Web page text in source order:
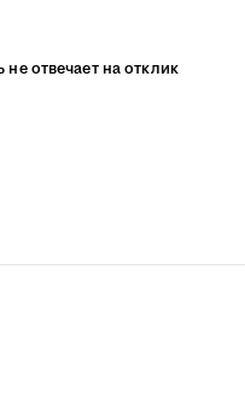
отвечает на отклик